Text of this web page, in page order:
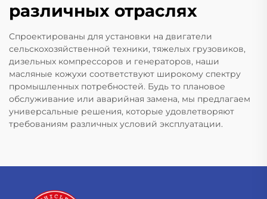
различных отраслях
Спроектированы для установки на двигатели
сельскохозяйственной техники, тяжелых грузовиков,
дизельных компрессоров и генераторов, наши
масляные кожухи соответствуют широкому спектру
промышленных потребностей. Будь то плановое
обслуживание или аварийная замена, мы предлагаем
универсальные решения, которые удовлетворяют
требованиям различных условий эксплуатации.